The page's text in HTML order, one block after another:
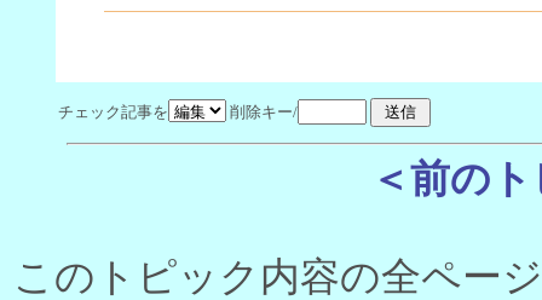
チェック記事を 削除キー/
＜前の
このトピック内容の全ペー